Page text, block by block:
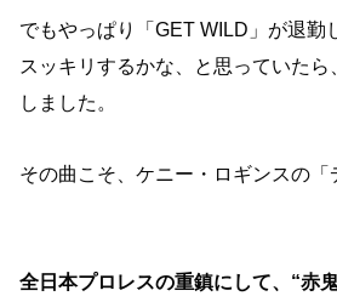
でもやっぱり「GET WILD」が退勤
スッキリするかな、と思っていたら
しました。
その曲こそ、ケニー・ロギンスの「
全日本プロレスの重鎮にして、“赤